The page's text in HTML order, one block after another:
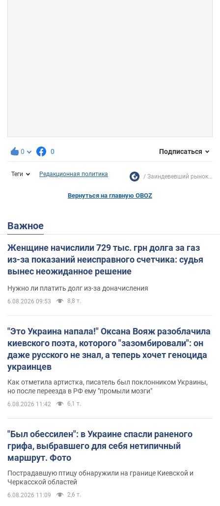
0 0 Подписаться
Теги Редакционная политика Заиндевевший рынок...
Вернуться на главную OBOZ
Важное
Женщине начислили 729 тыс. грн долга за газ
из-за показаний неисправного счетчика: судья
вынес неожиданное решение
Нужно ли платить долг из-за доначисления
6.08.2026 09:53 8,8 т.
"Это Украина напала!" Оксана Вояж разоблачила
киевского поэта, которого "зазомбировали": он
даже русского не знал, а теперь хочет геноцида
украинцев
Как отметила артистка, писатель был поклонником Украины,
но после переезда в РФ ему "промыли мозги"
6.08.2026 11:42 6,1 т.
"Был обессилен": в Украине спасли раненого
грифа, выбравшего для себя нетипичный
маршрут. Фото
Пострадавшую птицу обнаружили на границе Киевской и
Черкасской областей
6.08.2026 11:09 2,6 т.